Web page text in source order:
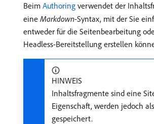
Beim Authoring verwendet der
eine Markdown-Syntax, mit der Sie
entweder für die Seitenbearbeitung
Headless-Bereitstellung erstellen
HINWEIS
Inhaltsfragmente sind eine
Eigenschaft, werden jedoch als
gespeichert.